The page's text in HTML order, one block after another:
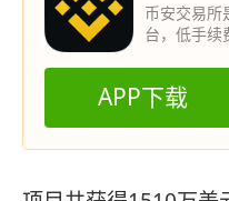
币安交易所
台，低手续
APP下载